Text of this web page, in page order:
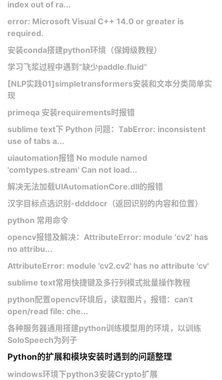
index out of ra...
error: Microsoft Visual C++ 14.0 or greater is
required.
安装conda搭建python环境（保姆级教程）
学习飞浆过程中遇到“缺少paddle.fluid”
[NLP实践01]simpletransformers安装和文本分类简单实
现
primeqa 安装requirements时报错
sublime text下 Python 问题：TabError: inconsistent
use of tabs a...
uiautomation报错 No module named
'comtypes.stream' Can not load...
解决无法加载UIAutomationCore.dll的报错
汉字目标点选识别-ddddocr（返回识别的内容和位置）
python 常用命令
opencv报错及解决：AttributeError: module ‘cv2‘ has
no attribu...
AttributeError: module 'cv2.cv2' has no attribute 'cv'
sublime text常用快捷键及多行列模式批量操作教程
python配置opencv环境后，读取图片，报错：can‘t
open/read file: che...
各种服务器通用搭建python训练模型用的环境，以训练
SoloSpeech为列子
Python的扩展和模块安装时遇到的问题整理
windows环境下python3安装Crypto扩展